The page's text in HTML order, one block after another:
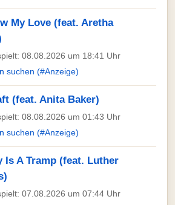
My Love (feat. Aretha
08.08.2026 um 18:41 Uhr
suchen (#Anzeige)
(feat. Anita Baker)
08.08.2026 um 01:43 Uhr
suchen (#Anzeige)
Is A Tramp (feat. Luther
07.08.2026 um 07:44 Uhr